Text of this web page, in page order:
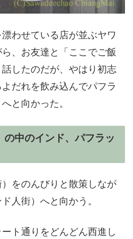
わせている店が並ぶヤワ
、お友達と「ここでご飯
したのだが、やはり初志
だれを飲み込んでパフラ
と向かった。
の中のインド、パフラッ
をのんびりと散策しなが
人街）へと向かう。
ト通りをどんどん西進し